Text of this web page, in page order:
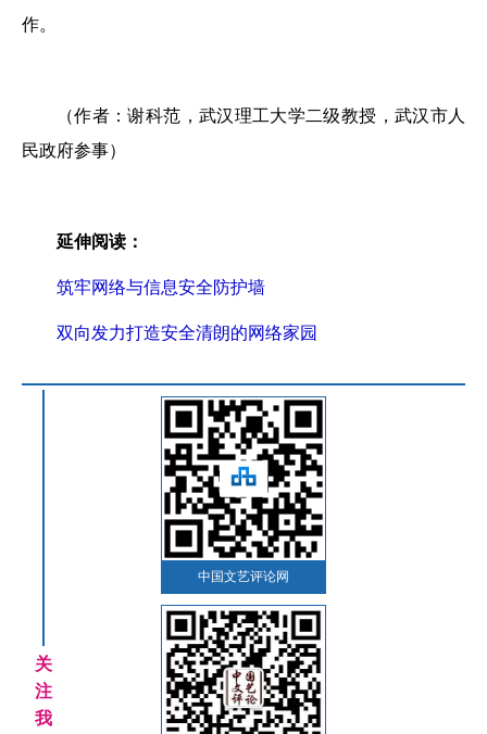
作。
（作者：谢科范，武汉理工大学二级教授，武汉市人
民政府参事）
延伸阅读：
筑牢网络与信息安全防护墙
双向发力打造安全清朗的网络家园
关
注
我
中国文艺评论网